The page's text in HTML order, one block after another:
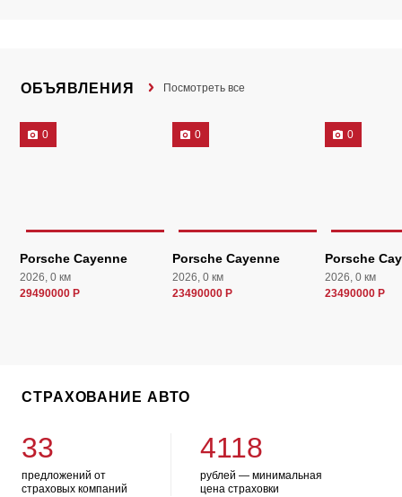
ОБЪЯВЛЕНИЯ Посмотреть все
0
Porsche Cayenne
2026, 0 км
29490000 Р
0
Porsche Cayenne
2026, 0 км
23490000 Р
0
Porsche
2026, 0 км
23490000 Р
СТРАХОВАНИЕ АВТО
33
предложений от
страховых компаний
4118
рублей — минимальная
цена страховки